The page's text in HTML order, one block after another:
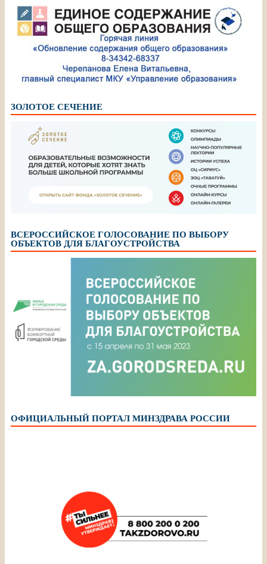
ЗОЛОТОЕ СЕЧЕНИЕ
ВСЕРОССИЙСКОЕ ГОЛОСОВАНИЕ ПО ВЫБОРУ
ОБЪЕКТОВ ДЛЯ БЛАГОУСТРОЙСТВА
ОФИЦИАЛЬНЫЙ ПОРТАЛ МИНЗДРАВА РОССИИ